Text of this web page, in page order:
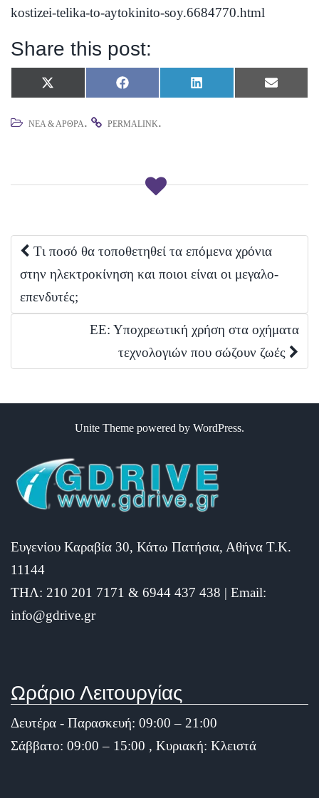
kostizei-telika-to-aytokinito-soy.6684770.html
Share this post:
Share
on
X
(
w
Share
on
F
a
e
Share
on
L
i
Share
on
E
m
ΝΈΑ & ΆΡΘΡΑ. PERMALINK.
Post
navigation
Tι ποσό θα τοποθετηθεί τα επόμενα χρόνια
στην ηλεκτροκίνηση και ποιοι είναι οι μεγαλο-
επενδυτές;
ΕΕ: Υποχρεωτική χρήση στα οχήματα
τεχνολογιών που σώζουν ζωές
Unite Theme powered by WordPress.
Ευγενίου Καραβία 30, Κάτω Πατήσια, Αθήνα Τ.Κ.
11144
ΤΗΛ: 210 201 7171 & 6944 437 438 | Email:
info@gdrive.gr
Ωράριο Λειτουργίας
Δευτέρα - Παρασκευή: 09:00 – 21:00
Σάββατο: 09:00 – 15:00 , Κυριακή: Κλειστά